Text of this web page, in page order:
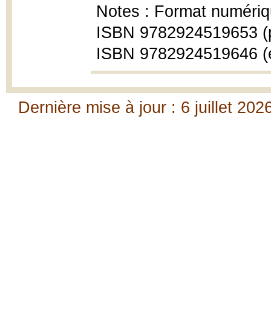
Notes : Format
ISBN 9782924519653
ISBN 9782924519646
Dernière mise à jour : 6 juillet